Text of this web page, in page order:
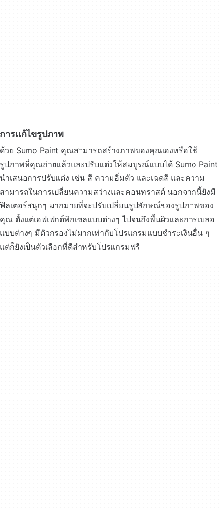
การแก้ไขรูปภาพ
ด้วย Sumo Paint คุณสามารถสร้างภาพของคุณเองหรือใช้
รูปภาพที่คุณถ่ายแล้วและปรับแต่งให้สมบูรณ์แบบได้ Sumo Paint
นำเสนอการปรับแต่ง เช่น สี ความอิ่มตัว และเฉดสี และความ
สามารถในการเปลี่ยนความสว่างและคอนทราสต์ นอกจากนี้ยังมี
ฟิลเตอร์สนุกๆ มากมายที่จะปรับเปลี่ยนรูปลักษณ์ของรูปภาพของ
คุณ ตั้งแต่เอฟเฟกต์พิกเซลแบบต่างๆ ไปจนถึงพื้นผิวและการเบลอ
แบบต่างๆ มีตัวกรองไม่มากเท่ากับโปรแกรมแบบชำระเงินอื่น ๆ
แต่ก็ยังเป็นตัวเลือกที่ดีสำหรับโปรแกรมฟรี